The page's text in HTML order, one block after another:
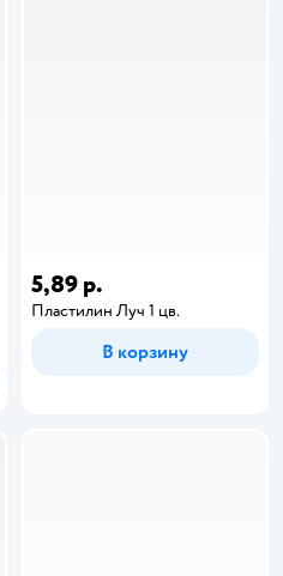
5,89 р.
Пластилин Луч 1 цв.
В корзину